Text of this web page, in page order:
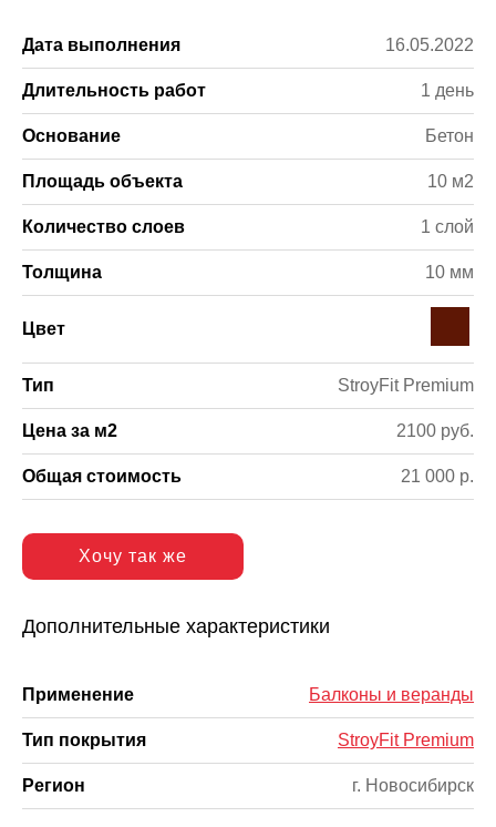
Дата выполнения 16.05.2022
Длительность работ 1 день
Основание Бетон
Площадь объекта 10 м2
Количество слоев 1 слой
Толщина 10 мм
Цвет
Тип StroyFit Premium
Цена за м2 2100 руб.
Общая стоимость 21 000 р.
Хочу так же
Дополнительные характеристики
Применение Балконы и веранды
Тип покрытия StroyFit Premium
Регион г. Новосибирск